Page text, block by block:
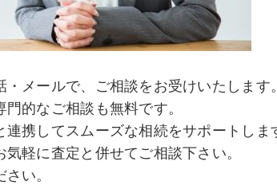
メールで、ご相談をお受けいたします
的なご相談も無料です。
携してスムーズな相続をサポートしま
軽に査定と併せてご相談下さい。
い。